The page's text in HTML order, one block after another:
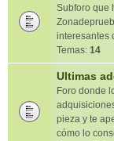
Subforo que
interesantes
Temas: 14
Ultimas
Foro donde
pieza y te
cómo lo